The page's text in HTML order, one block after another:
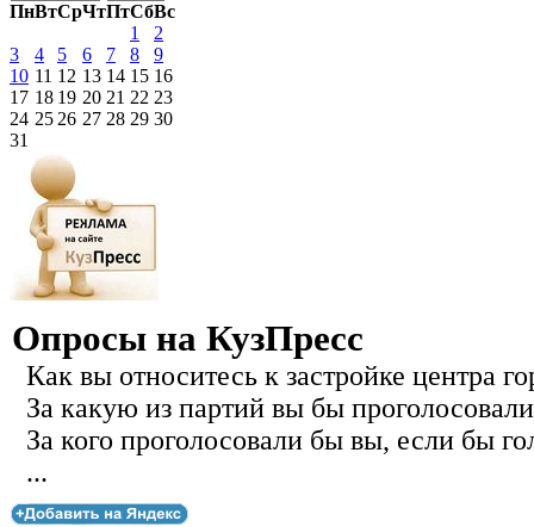
ПнВтСрЧтПтСбВс
1
2
3
4 5 6 7 8
9
10 11 12 13 14 15 16
17 18 19 20 21 22 23
24 25 26 27 28 29 30
31
Опросы на КузПресс
Как вы относитесь к застройке центра
За какую из партий вы бы
За кого проголосовали бы вы, если бы
...